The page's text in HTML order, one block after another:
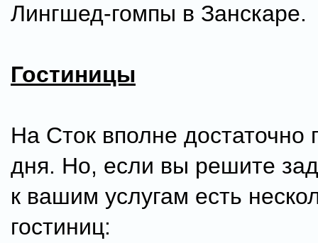
Лингшед-гомпы в Занскаре.
Гостиницы
На Сток вполне достаточно
дня. Но, если вы решите
к вашим услугам есть
гостиниц: